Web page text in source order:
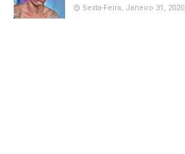
Sexta-Feira, Janeiro 31, 2020